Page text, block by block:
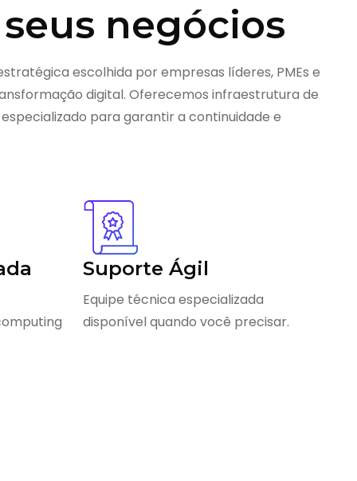
negócios
escolhida por empresas líderes, PMEs e
digital. Oferecemos infraestrutura de
para garantir a continuidade e
Suporte Ágil
Equipe técnica especializada
disponível quando você precisar.